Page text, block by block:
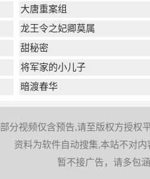
大唐重案组
龙王令之妃卿莫属
甜秘密
将军家的小儿子
暗渡春华
部分视频仅含预告,请至版权方授权
资料为软件自动搜集,本站不对内
暂不接广告，请多包涵